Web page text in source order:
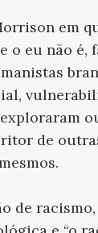
em
o eu não é,
de
de